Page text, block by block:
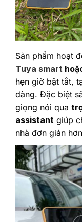
Sản phẩm hoạt
Tuya smart
hẹn giờ bật tắt,
dàng. Đặc biệt
giọng nói qua
assistant giúp
nhà đơn giản